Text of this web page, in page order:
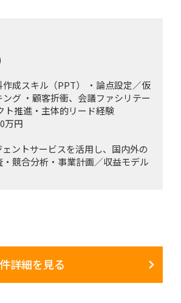
成スキル（PPT） ・論点設定／仮
グ ・顧客折衝、会議ファシリテー
ト推進・主体的リード経験
万円
ントサービスを活用し、国内外の
競合分析・事業計画／収益モデル
た戦略策定／新規事業検討支援
詳細を見る